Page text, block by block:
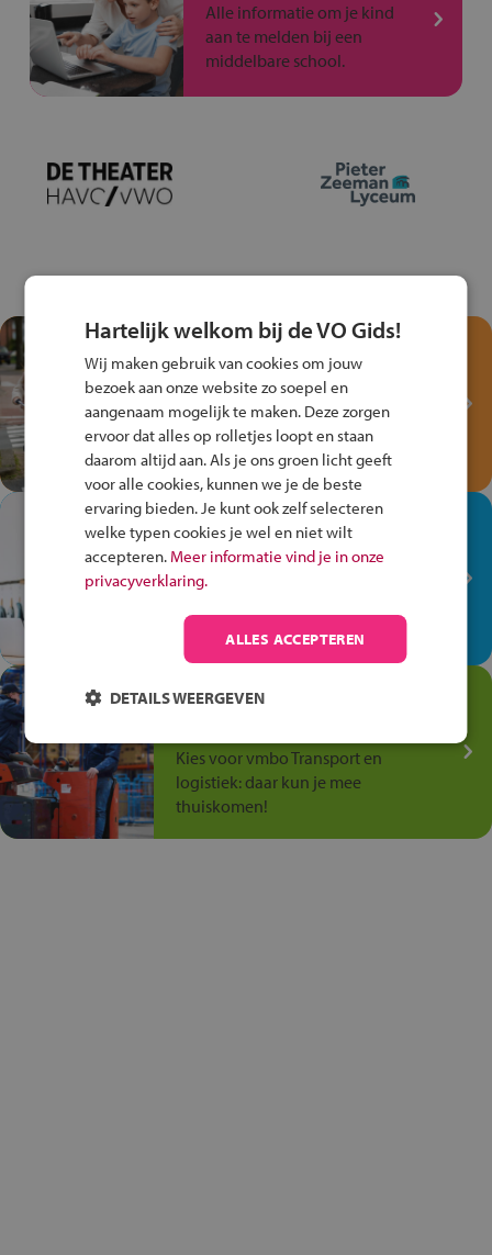
Alle informatie om je kind
aan te melden bij een
middelbare school.
Test je kennis met het
Fiets Veilig
Verkeersspel!
Speel het Fiets Veilig Verkeersspel
en win een Cortina-fiets!
In de winkel ben je op je
plek!
Ontdek via het vmbo jouw talent
anders is!
Jouw talent in de
Kies voor vmbo Transport en
logistiek: daar kun je mee
thuiskomen!
Hartelijk welkom bij de VO Gids!
Wij maken gebruik van cookies om jouw
bezoek aan onze website zo soepel en
aangenaam mogelijk te maken. Deze zorgen
ervoor dat alles op rolletjes loopt en staan
daarom altijd aan. Als je ons groen licht geeft
voor alle cookies, kunnen we je de beste
ervaring bieden. Je kunt ook zelf selecteren
welke typen cookies je wel en niet wilt
accepteren. Meer informatie vind je in onze
privacyverklaring.
ALLES ACCEPTEREN
DETAILS WEERGEVEN